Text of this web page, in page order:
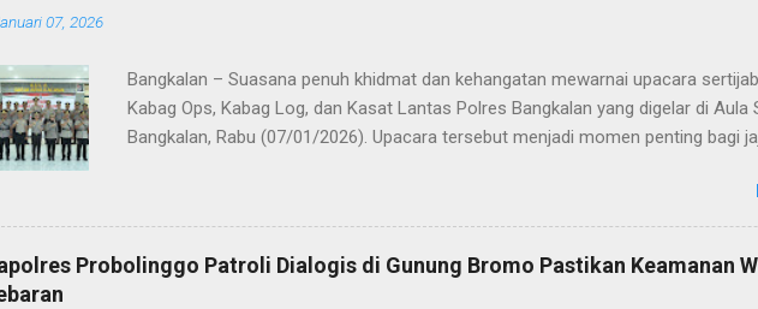
07, 2026
Bangkalan – Suasana penuh khidmat dan kehangatan mewarnai upacara
Kabag Ops, Kabag Log, dan Kasat Lantas Polres Bangkalan yang digelar di Aula
Bangkalan, Rabu (07/01/2026). Upacara tersebut menjadi momen penting bagi
kesinambungan pengabdian kepada masyarakat. Dalam sertijab tersebut,
M.H. resmi menyerahkan jabatan Kabag Log Polres Bangkalan untuk
Wakapolres Sampang. Jabatan Kabag Log Polres Bangkalan selanjutnya dijabat
Rifai, S.H., M.H. , yang sebelumnya mengemban tugas sebagai Kabag Ops
Probolinggo Patroli Dialogis di Gunung Bromo Pastikan Keamanan